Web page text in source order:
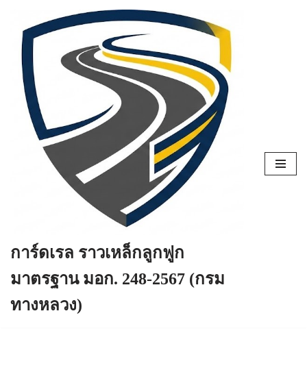
Skip
content
การ์ดเรล ราวเหล็กลูกฟูก
มาตรฐาน มอก. 248-2567 (กรม
ทางหลวง)